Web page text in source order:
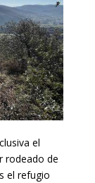
el
rodeado de
el refugio